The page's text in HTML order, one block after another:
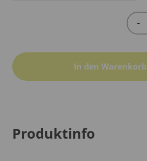
-
In den Warenkorb
Produktinfo